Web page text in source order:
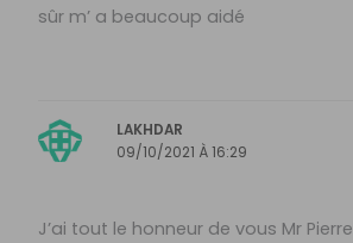
sûr m’ a beaucoup aidé
LAKHDAR
09/10/2021 À 16:29
J’ai tout le honneur de vous Mr Pierre